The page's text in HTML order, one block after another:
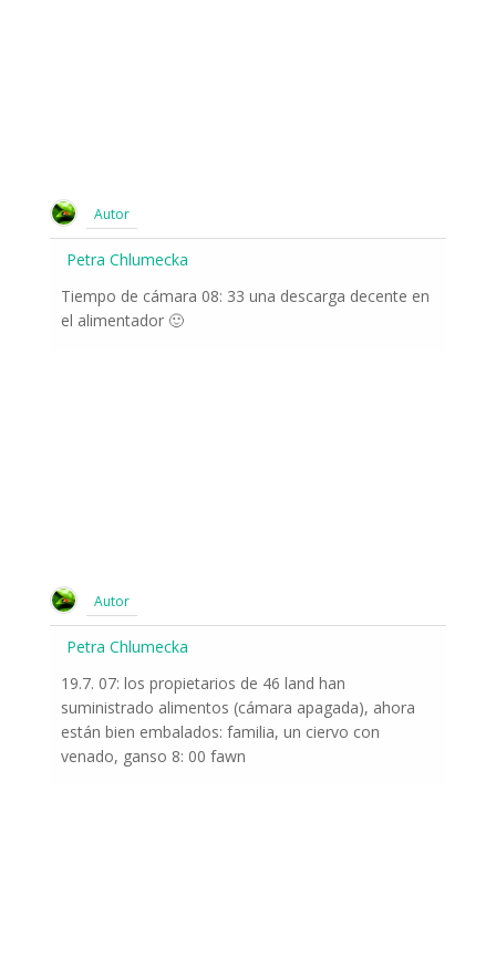
Autor
Petra Chlumecka
Tiempo de cámara 08: 33 una descarga decente en
el alimentador 🙂
Autor
Petra Chlumecka
19.7. 07: los propietarios de 46 land han
suministrado alimentos (cámara apagada), ahora
están bien embalados: familia, un ciervo con
venado, ganso 8: 00 fawn